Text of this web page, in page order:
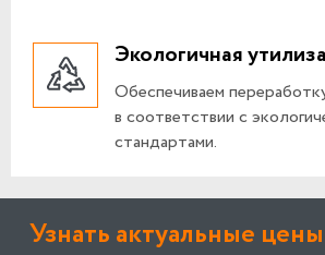
Экологичная
Обеспечиваем
в соответствии с
стандартами.
Узнать актуальные